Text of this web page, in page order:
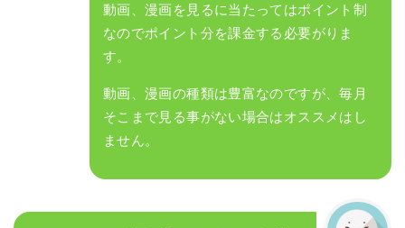
動画、漫画を見るに当たってはポイント制
なのでポイント分を課金する必要がりま
す。
動画、漫画の種類は豊富なのですが、毎月
そこまで見る事がない場合はオススメはし
ません。